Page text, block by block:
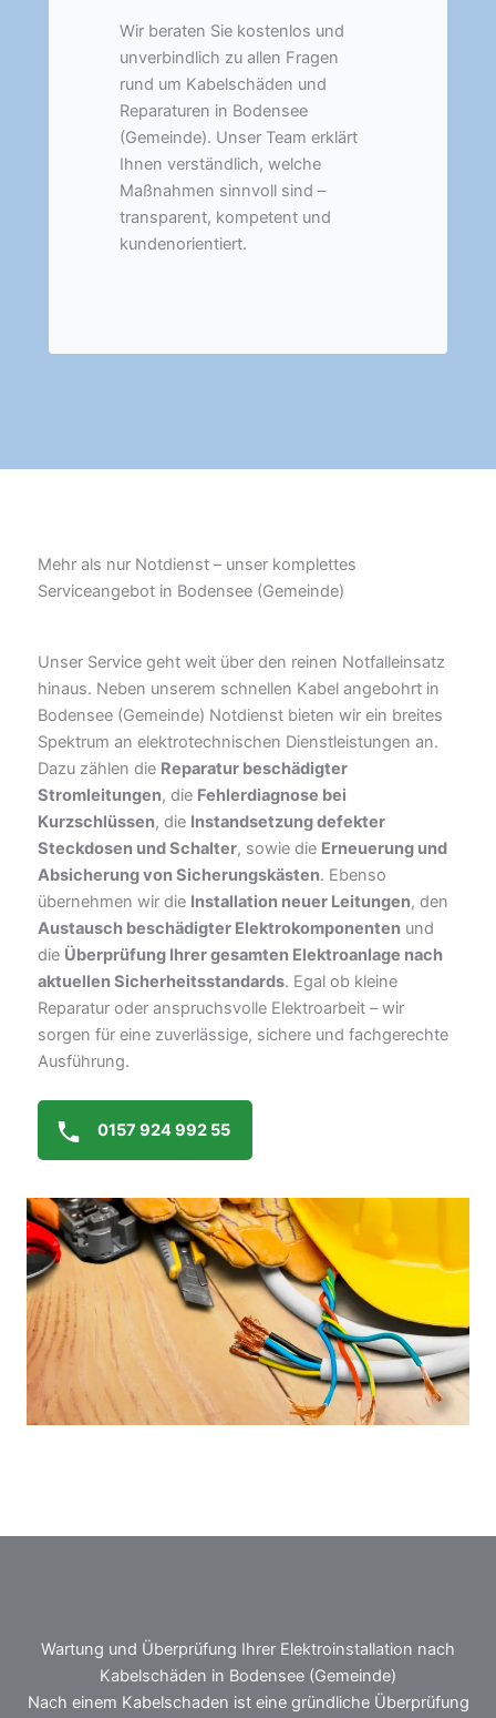
Wir beraten Sie kostenlos und
unverbindlich zu allen Fragen
rund um Kabelschäden und
Reparaturen in Bodensee
(Gemeinde). Unser Team erklärt
Ihnen verständlich, welche
Maßnahmen sinnvoll sind –
transparent, kompetent und
kundenorientiert.
Mehr als nur Notdienst – unser komplettes
Serviceangebot in Bodensee (Gemeinde)
Unser Service geht weit über den reinen Notfalleinsatz
hinaus. Neben unserem schnellen Kabel angebohrt in
Bodensee (Gemeinde) Notdienst bieten wir ein breites
Spektrum an elektrotechnischen Dienstleistungen an.
Dazu zählen die Reparatur beschädigter
Stromleitungen, die Fehlerdiagnose bei
Kurzschlüssen, die Instandsetzung defekter
Steckdosen und Schalter, sowie die Erneuerung und
Absicherung von Sicherungskästen. Ebenso
übernehmen wir die Installation neuer Leitungen, den
Austausch beschädigter Elektrokomponenten und
die Überprüfung Ihrer gesamten Elektroanlage nach
aktuellen Sicherheitsstandards. Egal ob kleine
Reparatur oder anspruchsvolle Elektroarbeit – wir
sorgen für eine zuverlässige, sichere und fachgerechte
Ausführung.
0157 924 992 55
Wartung und Überprüfung Ihrer Elektroinstallation nach
Kabelschäden in Bodensee (Gemeinde)
Nach einem Kabelschaden ist eine gründliche Überprüfung